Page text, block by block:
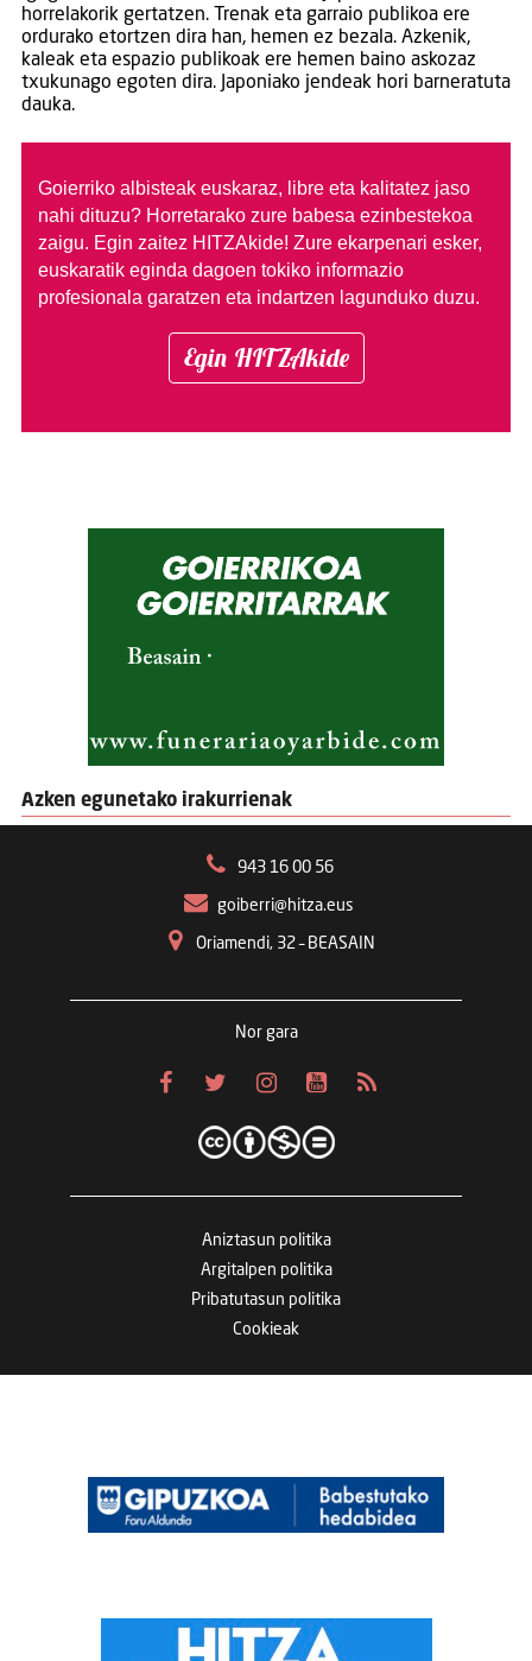
horrelakorik gertatzen. Trenak eta garraio publikoa ere
ordurako etortzen dira han, hemen ez bezala. Azkenik,
kaleak eta espazio publikoak ere hemen baino askozaz
txukunago egoten dira. Japoniako jendeak hori barneratuta
dauka.
Goierriko albisteak euskaraz, libre eta kalitatez jaso
nahi dituzu? Horretarako zure babesa ezinbestekoa
zaigu. Egin zaitez HITZAkide! Zure ekarpenari esker,
euskaratik eginda dagoen tokiko informazio
profesionala garatzen eta indartzen lagunduko duzu.
Egin HITZAkide
Azken egunetako irakurrienak
943 16 00 56
goiberri@hitza.eus
Oriamendi, 32 – BEASAIN
Nor gara
Aniztasun politika
Argitalpen politika
Pribatutasun politika
Cookieak